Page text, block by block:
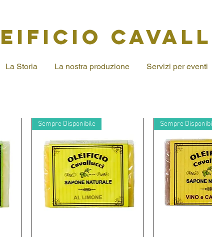
La Storia La nostra produzione Servizi per eventi
Sempre Disponibile Sempre